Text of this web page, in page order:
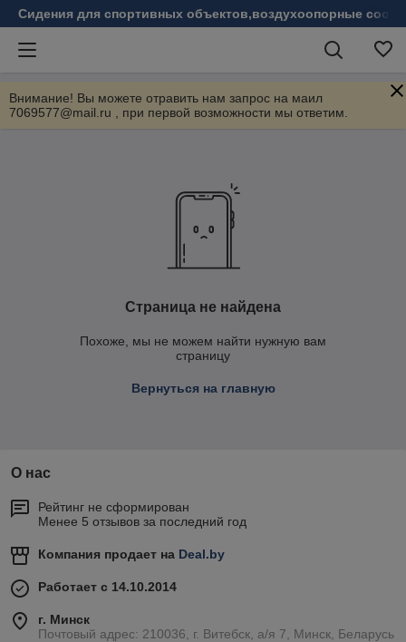
Сидения для спортивных объектов,воздухоопорные
Внимание! Вы можете отравить нам запрос на маил
7069577@mail.ru , при первой возможности мы ответим.
Страница не найдена
Похоже, мы не можем найти нужную вам
страницу
Вернуться на главную
О нас
Рейтинг не сформирован
Менее 5 отзывов за последний год
Компания продает на Deal.by
Работает с 14.10.2014
г. Минск
Почтовый адрес: 210036, г. Витебск, а/я 7, Минск, Беларусь